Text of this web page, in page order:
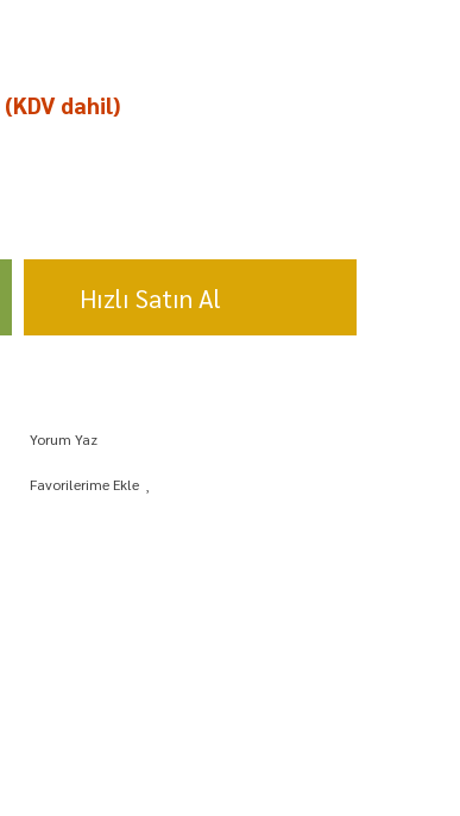
(KDV dahil)
Hızlı Satın Al
Yorum Yaz